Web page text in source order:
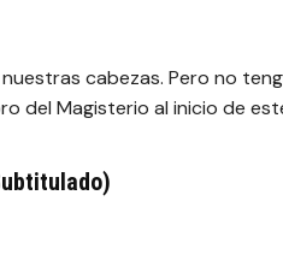
cabezas. Pero no
del Magisterio al inicio de